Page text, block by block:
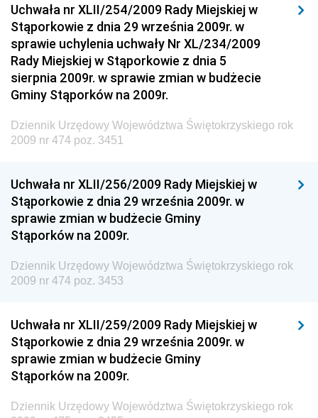
Środowiska
Dziennik Urzędowy Ministerstwa Administracji,
Gospodarki Terenowej i Ochrony Środowiska
Dziennik Urzędowy Ministerstwa Administracji i
Gospodarki Przestrzennej
Dziennik Urzędowy Unii Europejskiej, L
Dziennik Urzędowy Ministerstwa Komunikacji
Chemicznego i Lekkiego
Dziennik Urzędowy Ministerstwa Rolnictwa i
Gospodarki Żywnościowej
Społecznej
Dziennik Urzędowy Ministra Cyfryzacji
Dziennik Urzędowy Ministra Infrastruktury i
Budownictwa
Dziennik Urzędowy Ministra Gospodarki Morskiej i
Uchwała nr XLII/254/2009 Rady Miejskiej w
Stąporkowie z dnia 29 września 2009r. w
sprawie uchylenia uchwały Nr XL/234/2009
Rady Miejskiej w Stąporkowie z dnia 5
sierpnia 2009r. w sprawie zmian w budżecie
Gminy Stąporków na 2009r.
Dziennik Urzędowy Województwa Świętokrzyskiego rok
2009 nr 474 poz. 3451
Uchwała nr XLII/256/2009 Rady Miejskiej w
Stąporkowie z dnia 29 września 2009r. w
sprawie zmian w budżecie Gminy
Stąporków na 2009r.
Dziennik Urzędowy Województwa Świętokrzyskiego rok
2009 nr 474 poz. 3453
Uchwała nr XLII/259/2009 Rady Miejskiej w
Stąporkowie z dnia 29 września 2009r. w
sprawie zmian w budżecie Gminy
Stąporków na 2009r.
Dziennik Urzędowy Województwa Świętokrzyskiego rok